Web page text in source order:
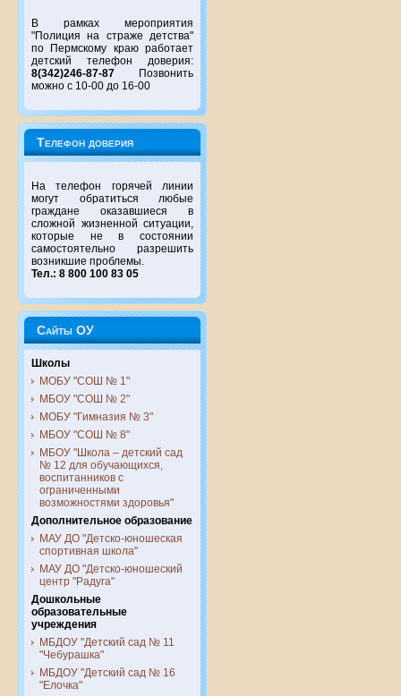
В рамках мероприятия
"Полиция на страже детства"
по Пермскому краю работает
детский телефон доверия:
8(342)246-87-87 Позвонить
можно с 10-00 до 16-00
Телефон доверия
На телефон горячей линии
могут обратиться любые
граждане оказавшиеся в
сложной жизненной ситуации,
которые не в состоянии
самостоятельно разрешить
возникшие проблемы.
Тел.: 8 800 100 83 05
Сайты ОУ
Школы
МОБУ "СОШ № 1"
МБОУ "СОШ № 2"
МОБУ "Гимназия № 3"
МБОУ "СОШ № 8"
МБОУ "Школа – детский сад
№ 12 для обучающихся,
воспитанников с
ограниченными
возможностями здоровья"
Дополнительное образование
МАУ ДО "Детско-юношеская
спортивная школа"
МАУ ДО "Детско-юношеский
центр "Радуга"
Дошкольные
образовательные
учреждения
МБДОУ "Детский сад № 11
"Чебурашка"
МБДОУ "Детский сад № 16
"Елочка"